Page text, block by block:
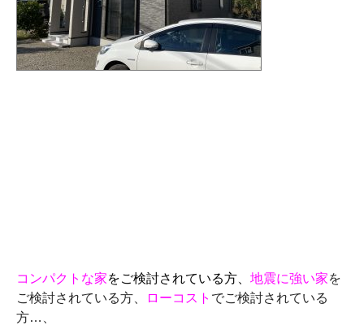
コンパクトな家をご検討されている方、 地震に強い家を
ご検討されている方、
ローコスト でご検討されている
方…、